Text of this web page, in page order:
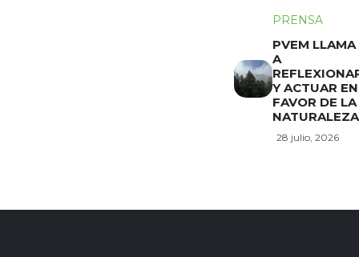
PRENSA
PVEM LLAMA
A
Y ACTUAR EN
FAVOR DE LA
NATURALEZA
28 julio, 2026